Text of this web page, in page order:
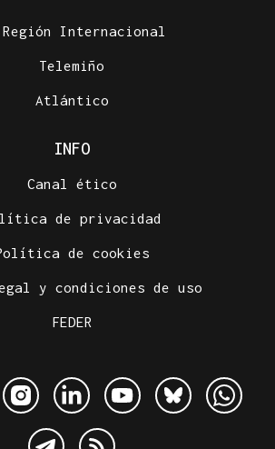
Internacional
Telemiño
Atlántico
INFO
Canal ético
de privacidad
de cookies
y condiciones de uso
FEDER